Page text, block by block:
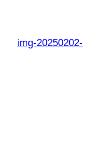
img-20250202-